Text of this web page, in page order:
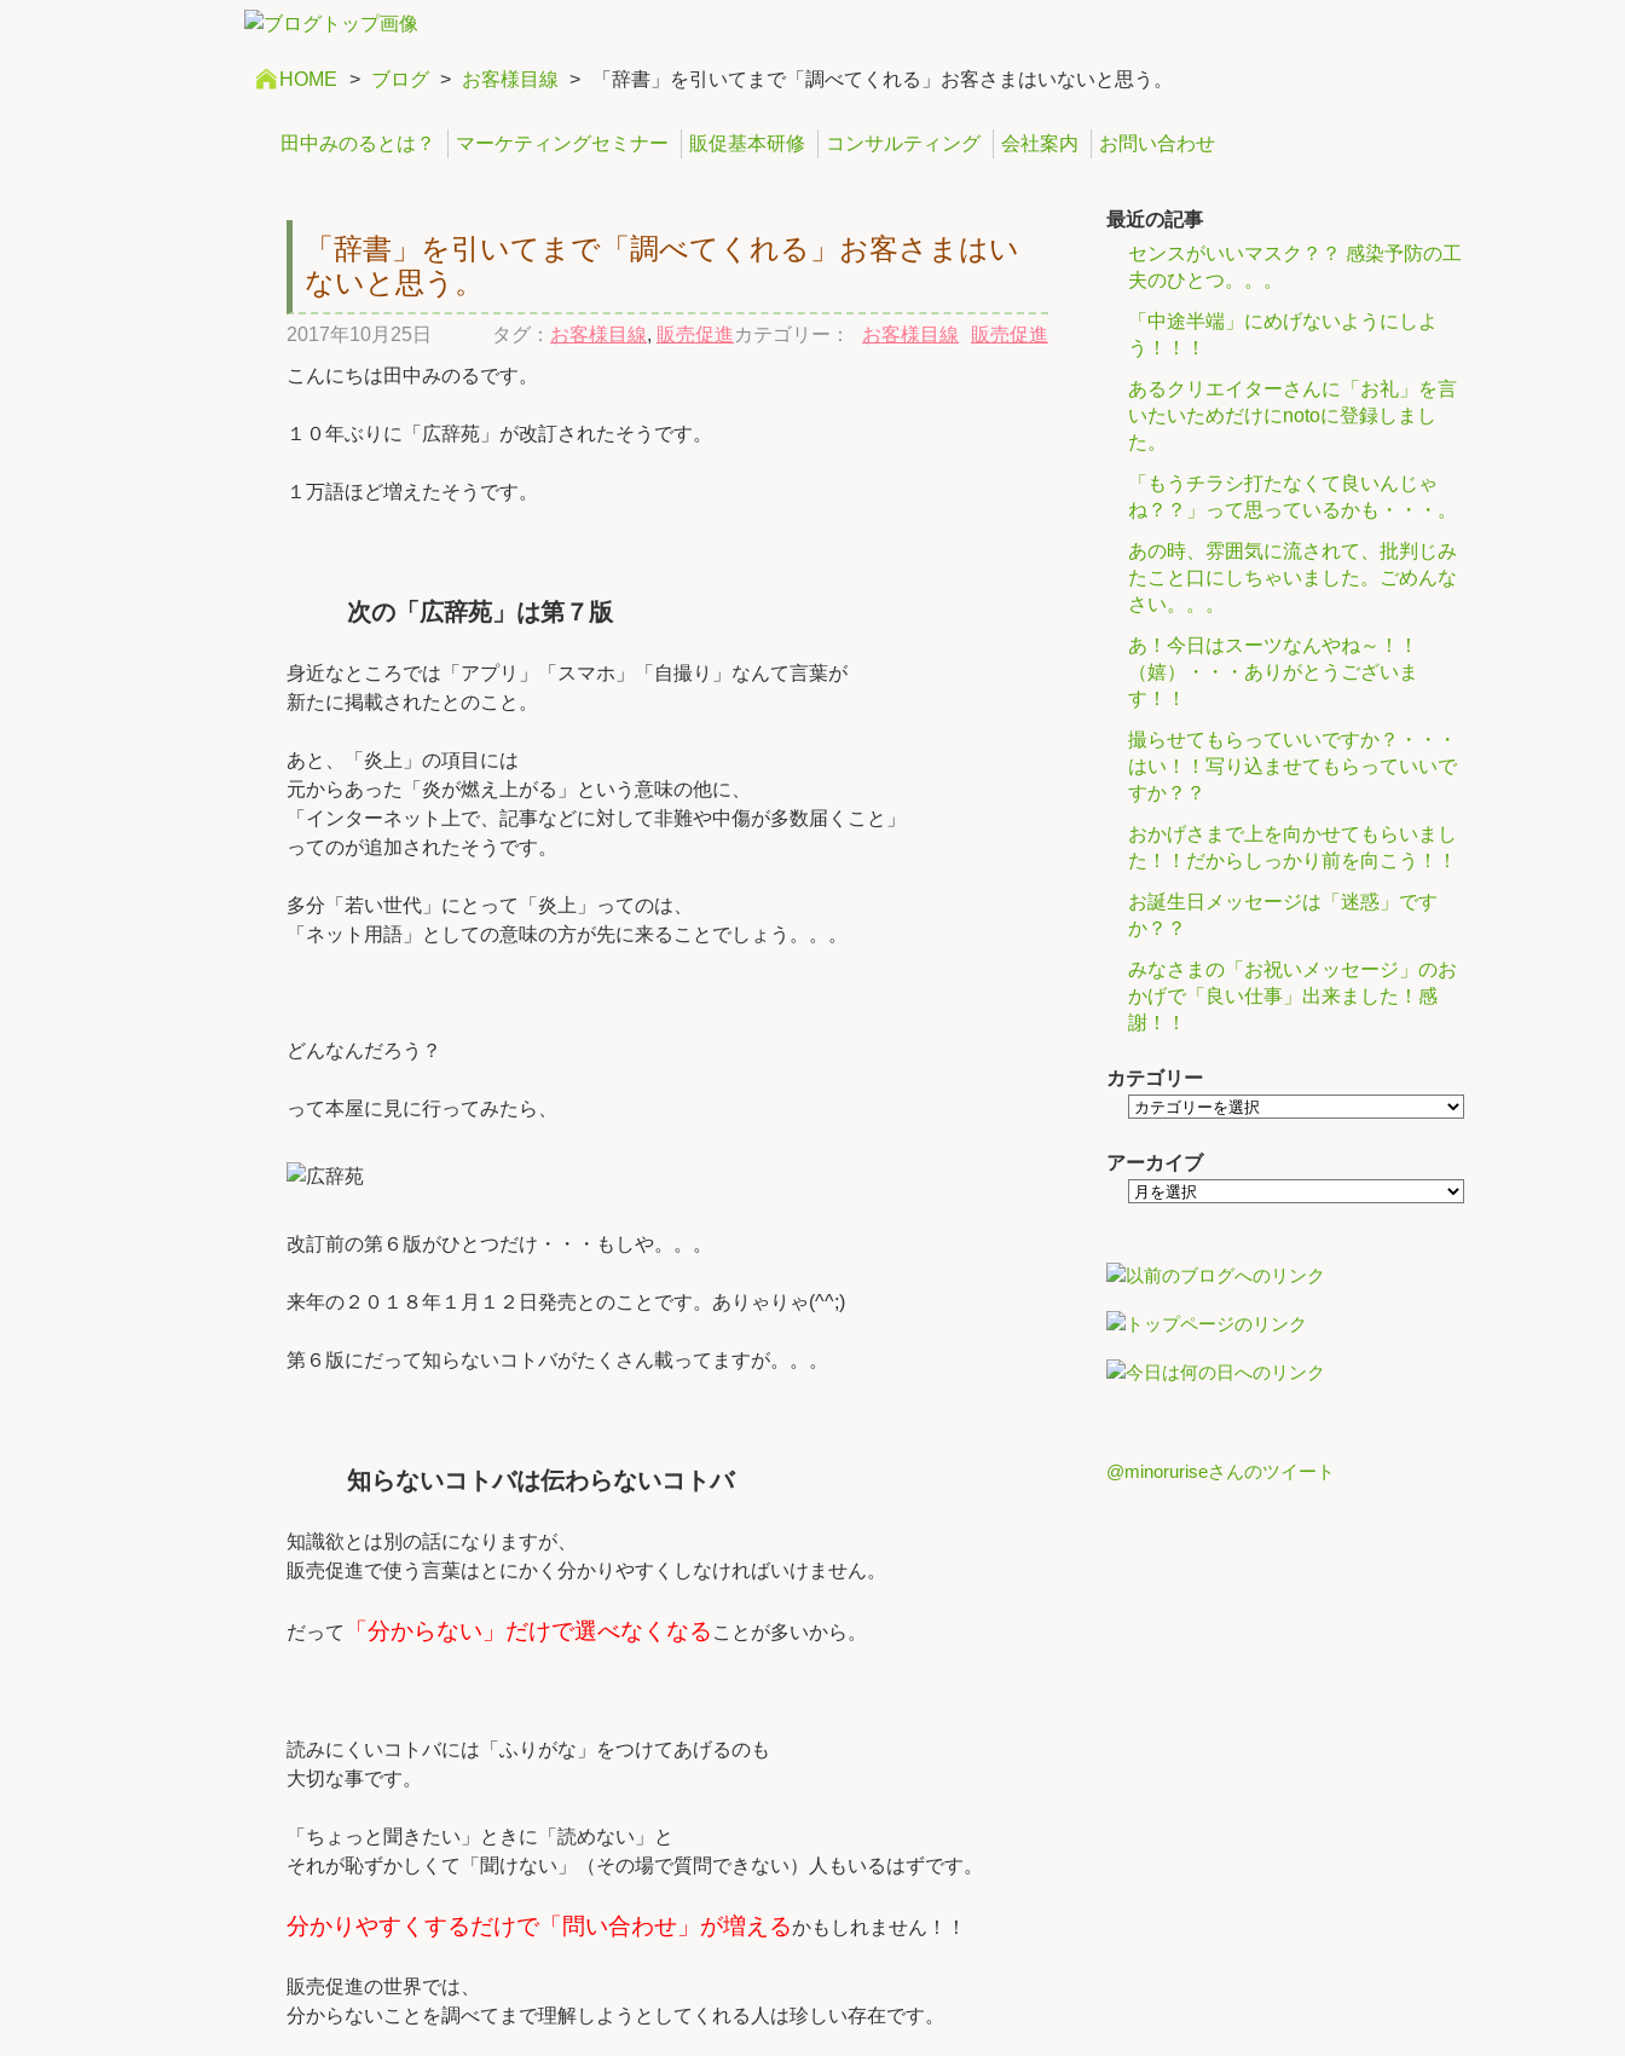
HOME > ブログ > お客様目線 > 「辞書」を引いてまで「調べてくれる」お客さまはいないと思う。
田中みのるとは？ マーケティングセミナー 販促基本研修 コンサルティング 会社案内 お問い合わせ
「辞書」を引いてまで「調べてくれる」お客さまはい
ないと思う。
2017年10月25日 カテゴリー： お客様目線 販売促進
タグ： お客様目線, 販売促進
こんにちは田中みのるです。
１０年ぶりに「広辞苑」が改訂されたそうです。
１万語ほど増えたそうです。
次の「広辞苑」は第７版
身近なところでは「アプリ」「スマホ」「自撮り」なんて言葉が
新たに掲載されたとのこと。
あと、「炎上」の項目には
元からあった「炎が燃え上がる」という意味の他に、
「インターネット上で、記事などに対して非難や中傷が多数届くこと」
ってのが追加されたそうです。
多分「若い世代」にとって「炎上」ってのは、
「ネット用語」としての意味の方が先に来ることでしょう。。。
どんなんだろう？
って本屋に見に行ってみたら、
改訂前の第６版がひとつだけ・・・もしや。。。
来年の２０１８年１月１２日発売とのことです。ありゃりゃ(^^;)
第６版にだって知らないコトバがたくさん載ってますが。。。
知らないコトバは伝わらないコトバ
知識欲とは別の話になりますが、
販売促進で使う言葉はとにかく分かりやすくしなければいけません。
だって 「分からない」だけで選べなくなる ことが多いから。
読みにくいコトバには「ふりがな」をつけてあげるのも
大切な事です。
「ちょっと聞きたい」ときに「読めない」と
それが恥ずかしくて「聞けない」（その場で質問できない）人もいるはずです。
分かりやすくするだけで「問い合わせ」が増えるかもしれません！！
販売促進の世界では、
分からないことを調べてまで理解しようとしてくれる人は珍しい存在です。
最近の記事
センスがいいマスク？？ 感染予防の工
夫のひとつ。。。
「中途半端」にめげないようにしよ
う！！！
あるクリエイターさんに「お礼」を言
いたいためだけにnotoに登録しまし
た。
「もうチラシ打たなくて良いんじゃ
ね？？」って思っているかも・・・。
あの時、雰囲気に流されて、批判じみ
たこと口にしちゃいました。ごめんな
さい。。。
あ！今日はスーツなんやね～！！
（嬉）・・・ありがとうございま
す！！
撮らせてもらっていいですか？・・・
はい！！写り込ませてもらっていいで
すか？？
おかげさまで上を向かせてもらいまし
た！！だからしっかり前を向こう！！
お誕生日メッセージは「迷惑」です
か？？
みなさまの「お祝いメッセージ」のお
かげで「良い仕事」出来ました！感
謝！！
カテゴリー
アーカイブ
@minoruriseさんのツイート